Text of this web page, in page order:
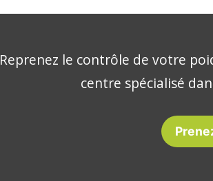
Reprenez le contrôle de votre
centre spécialisé